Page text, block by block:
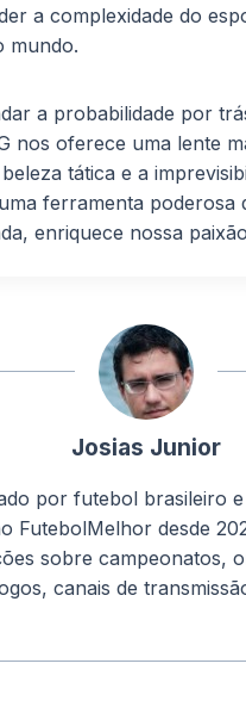
a complexidade do
mundo.
a probabilidade por
nos oferece uma lente
tática e a
ferramenta poderosa
enriquece nossa
Josias Junior
por futebol brasileiro
FutebolMelhor desde
sobre campeonatos,
canais de